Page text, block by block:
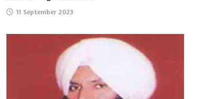
11 September 2023